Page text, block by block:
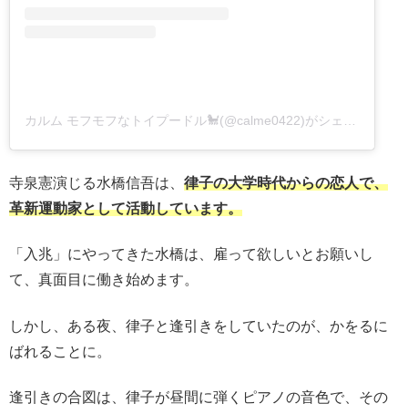
カルム モフモフなトイプードル🐩(@calme0422)がシェアした投稿
寺泉憲演じる水橋信吾は、 律子の大学時代からの恋人で、
革新運動家として活動しています。
「入兆」にやってきた水橋は、雇って欲しいとお願いし
て、真面目に働き始めます。
しかし、ある夜、律子と逢引きをしていたのが、かをるに
ばれることに。
逢引きの合図は、律子が昼間に弾くピアノの音色で、その